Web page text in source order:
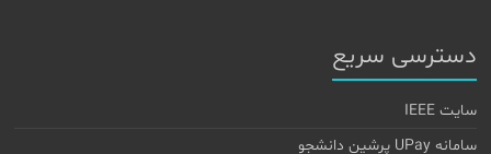
دسترسی سریع
سایت IEEE
سامانه UPay پرشین دانشجو